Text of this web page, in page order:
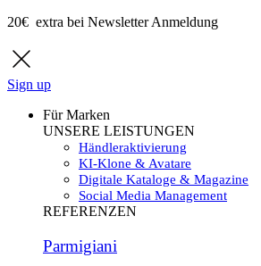
20€ extra bei Newsletter Anmeldung
Sign up
Für Marken
UNSERE LEISTUNGEN
Händleraktivierung
KI-Klone & Avatare
Digitale Kataloge & Magazine
Social Media Management
REFERENZEN
Parmigiani